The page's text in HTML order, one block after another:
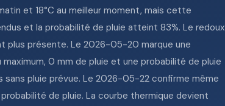
et 18°C au meilleur moment, mais cette
et la probabilité de pluie atteint 83%. Le redoux
plus présente. Le 2026-05-20 marque une
0 mm de pluie et une probabilité de pluie
sans pluie prévue. Le 2026-05-22 confirme même
de pluie. La courbe thermique devient